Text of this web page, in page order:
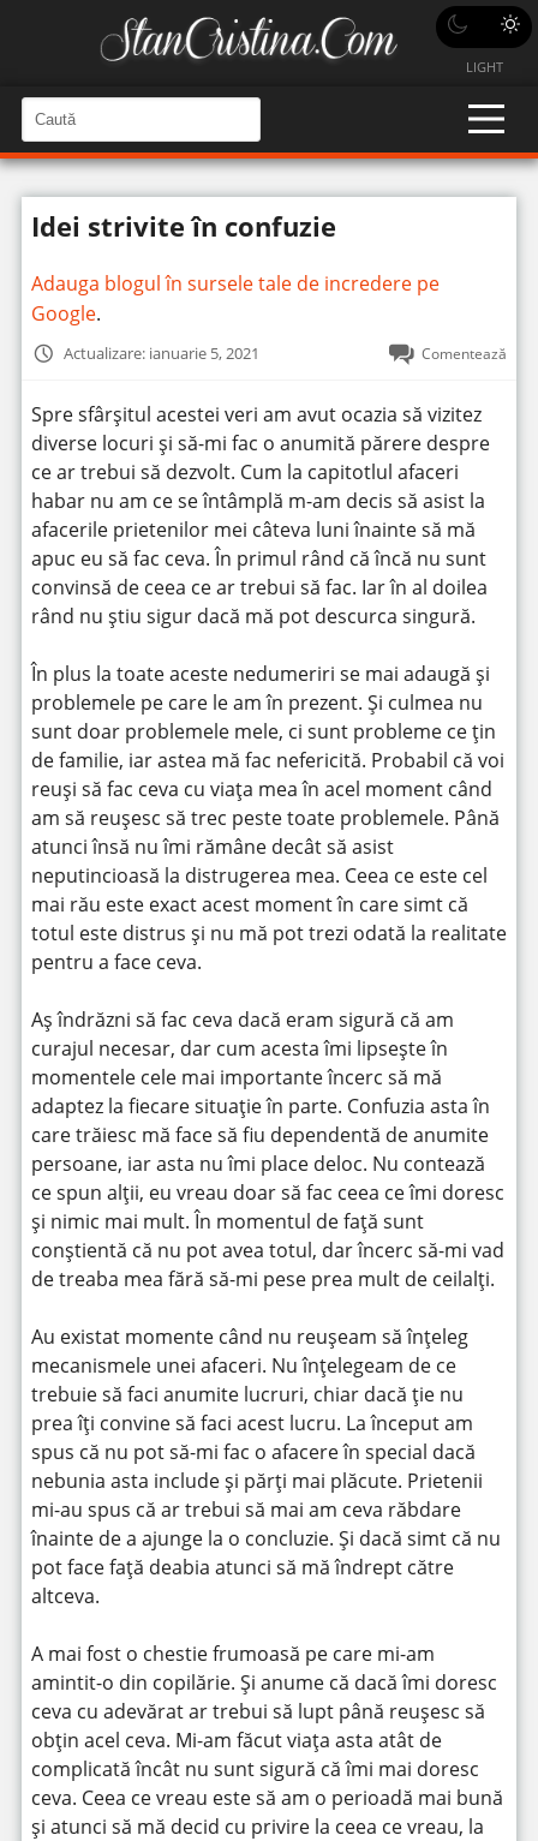
LIGHT
a
u
t
n
C
a
u
î
n
t
Idei strivite în confuzie
Adauga blogul în sursele tale de incredere pe
Google.
Actualizare: ianuarie 5, 2021 Comentează
Spre sfârșitul acestei veri am avut ocazia să vizitez
diverse locuri și să-mi fac o anumită părere despre
ce ar trebui să dezvolt. Cum la capitotlul afaceri
habar nu am ce se întâmplă m-am decis să asist la
afacerile prietenilor mei câteva luni înainte să mă
apuc eu să fac ceva. În primul rând că încă nu sunt
convinsă de ceea ce ar trebui să fac. Iar în al doilea
rând nu știu sigur dacă mă pot descurca singură.
În plus la toate aceste nedumeriri se mai adaugă și
problemele pe care le am în prezent. Și culmea nu
sunt doar problemele mele, ci sunt probleme ce țin
de familie, iar astea mă fac nefericită. Probabil că voi
reuși să fac ceva cu viața mea în acel moment când
am să reușesc să trec peste toate problemele. Până
atunci însă nu îmi rămâne decât să asist
neputincioasă la distrugerea mea. Ceea ce este cel
mai rău este exact acest moment în care simt că
totul este distrus și nu mă pot trezi odată la realitate
pentru a face ceva.
Aș îndrăzni să fac ceva dacă eram sigură că am
curajul necesar, dar cum acesta îmi lipsește în
momentele cele mai importante încerc să mă
adaptez la fiecare situație în parte. Confuzia asta în
care trăiesc mă face să fiu dependentă de anumite
persoane, iar asta nu îmi place deloc. Nu contează
ce spun alții, eu vreau doar să fac ceea ce îmi doresc
și nimic mai mult. În momentul de față sunt
conștientă că nu pot avea totul, dar încerc să-mi vad
de treaba mea fără să-mi pese prea mult de ceilalți.
Au existat momente când nu reușeam să înțeleg
mecanismele unei afaceri. Nu înțelegeam de ce
trebuie să faci anumite lucruri, chiar dacă ție nu
prea îți convine să faci acest lucru. La început am
spus că nu pot să-mi fac o afacere în special dacă
nebunia asta include și părți mai plăcute. Prietenii
mi-au spus că ar trebui să mai am ceva răbdare
înainte de a ajunge la o concluzie. Și dacă simt că nu
pot face față deabia atunci să mă îndrept către
altceva.
A mai fost o chestie frumoasă pe care mi-am
amintit-o din copilărie. Și anume că dacă îmi doresc
ceva cu adevărat ar trebui să lupt până reușesc să
obțin acel ceva. Mi-am făcut viața asta atât de
complicată încât nu sunt sigură că îmi mai doresc
ceva. Ceea ce vreau este să am o perioadă mai bună
și atunci să mă decid cu privire la ceea ce vreau, la